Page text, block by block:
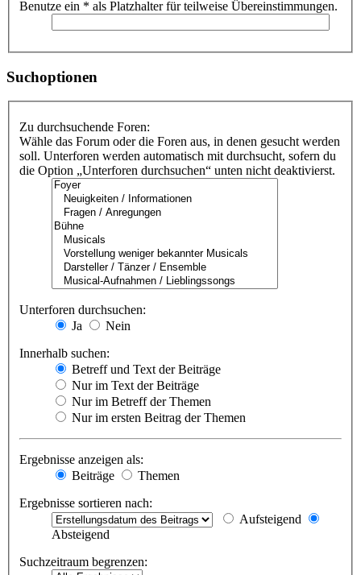
Benutze ein * als Platzhalter für teilweise Übereinstimmungen.
Suchoptionen
Zu durchsuchende Foren:
Wähle das Forum oder die Foren aus, in denen gesucht werden
soll. Unterforen werden automatisch mit durchsucht, sofern du
die Option „Unterforen durchsuchen“ unten nicht deaktivierst.
Unterforen durchsuchen:
Ja
Nein
Innerhalb suchen:
Betreff und Text der Beiträge
Nur im Text der Beiträge
Nur im Betreff der Themen
Nur im ersten Beitrag der Themen
Ergebnisse anzeigen als:
Beiträge
Themen
Ergebnisse sortieren nach:
Aufsteigend
Absteigend
Suchzeitraum begrenzen: